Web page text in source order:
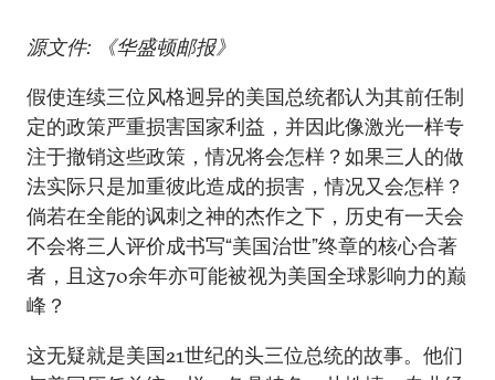
源文件: 《华盛顿邮报》
假使连续三位风格迥异的美国总统都认为其前任制
定的政策严重损害国家利益，并因此像激光一样专
注于撤销这些政策，情况将会怎样？如果三人的做
法实际只是加重彼此造成的损害，情况又会怎样？
倘若在全能的讽刺之神的杰作之下，历史有一天会
不会将三人评价成书写“美国治世”终章的核心合著
者，且这70余年亦可能被视为美国全球影响力的巅
峰？
这无疑就是美国21世纪的头三位总统的故事。他们